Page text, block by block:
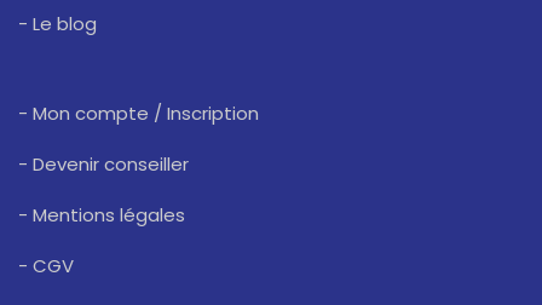
- Le blog
- Mon compte / Inscription
- Devenir conseiller
- Mentions légales
- CGV